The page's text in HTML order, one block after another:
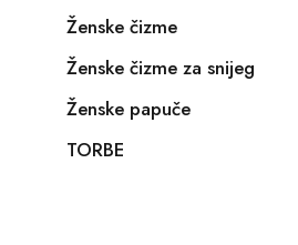
Ženske čizme
Ženske čizme za snijeg
Ženske papuče
TORBE